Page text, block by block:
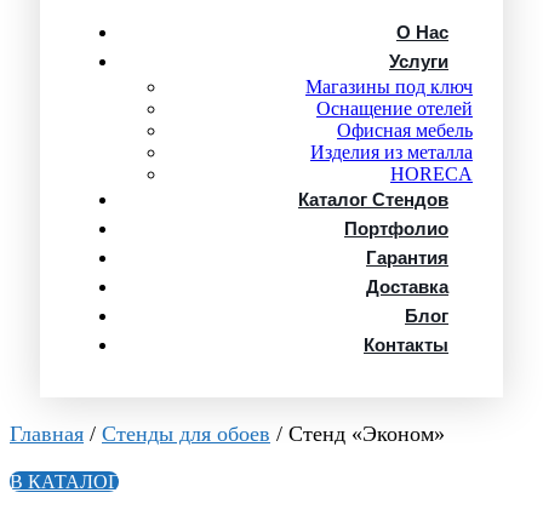
О Нас
Услуги
Магазины под ключ
Оснащение отелей
Офисная мебель
Изделия из металла
HORECA
Каталог Стендов
Портфолио
Гарантия
Доставка
Блог
Контакты
Главная / Стенды для обоев / Стенд «Эконом»
В КАТАЛОГ